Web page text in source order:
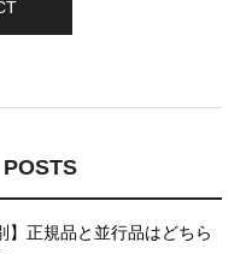
】正規品と並行品はどちら